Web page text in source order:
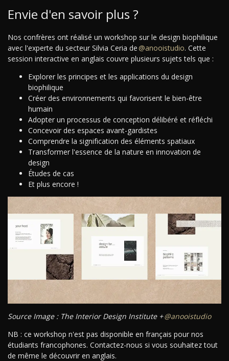
Envie d'en savoir plus ?
Nos confrères ont réalisé un workshop sur le design biophilique
avec l'experte du secteur Silvia Ceria de@anooistudio. Cette
session interactive en anglais couvre plusieurs sujets tels que :
Explorer les principes et les applications du design
biophilique
Créer des environnements qui favorisent le bien-être
humain
Adopter un processus de conception délibéré et réfléchi
Concevoir des espaces avant-gardistes
Comprendre la signification des éléments spatiaux
Transformer l'essence de la nature en innovation de
design
Études de cas
Et plus encore !
Source Image : The Interior Design Institute +@anooistudio
NB : ce workshop n'est pas disponible en français pour nos
étudiants francophones. Contactez-nous si vous souhaitez tout
de même le découvrir en anglais.